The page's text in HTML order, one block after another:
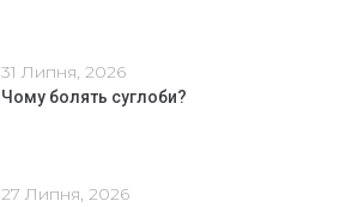
31 Липня, 2026
Чому болять суглоби?
27 Липня, 2026